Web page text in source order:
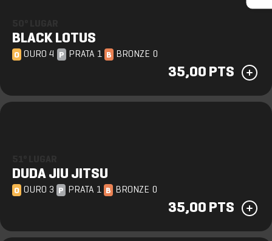
BLACK LOTUS
O OURO 4 P PRATA 1 B BRONZE 0
35,00 PTS
DUDA JIU JITSU
O OURO 3 P PRATA 1 B BRONZE 0
35,00 PTS